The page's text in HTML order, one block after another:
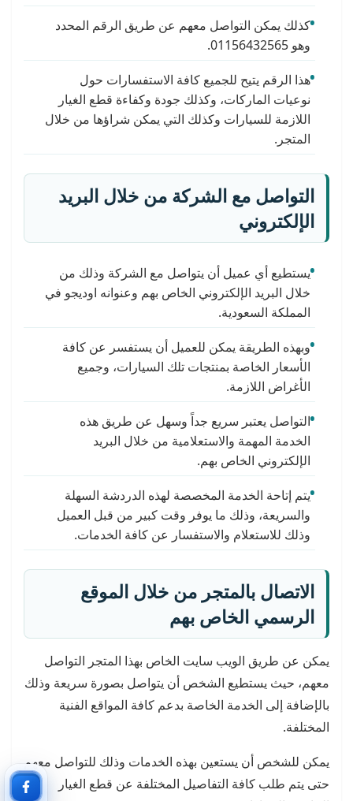
كذلك يمكن التواصل معهم عن طريق الرقم المحدد
وهو 01156432565.
هذا الرقم يتيح للجميع كافة الاستفسارات حول
نوعيات الماركات، وكذلك جودة وكفاءة قطع الغيار
اللازمة للسيارات وكذلك التي يمكن شراؤها من خلال
المتجر.
التواصل مع الشركة من خلال البريد
الإلكتروني
يستطيع أي عميل أن يتواصل مع الشركة وذلك من
خلال البريد الإلكتروني الخاص بهم وعنوانه اوديجو في
المملكة السعودية.
وبهذه الطريقة يمكن للعميل أن يستفسر عن كافة
الأسعار الخاصة بمنتجات تلك السيارات، وجميع
الأغراض اللازمة.
التواصل يعتبر سريع جداً وسهل عن طريق هذه
الخدمة المهمة والاستعلامية من خلال البريد
الإلكتروني الخاص بهم.
يتم إتاحة الخدمة المخصصة لهذه الدردشة السهلة
والسريعة، وذلك ما يوفر وقت كبير من قبل العميل
وذلك للاستعلام والاستفسار عن كافة الخدمات.
الاتصال بالمتجر من خلال الموقع
الرسمي الخاص بهم
يمكن عن طريق الويب سايت الخاص بهذا المتجر التواصل
معهم، حيث يستطيع الشخص أن يتواصل بصورة سريعة وذلك
بالإضافة إلى الخدمة الخاصة بدعم كافة المواقع الفنية
المختلفة.
يمكن للشخص أن يستعين بهذه الخدمات وذلك للتواصل معهم
حتى يتم طلب كافة التفاصيل المختلفة عن قطع الغيار